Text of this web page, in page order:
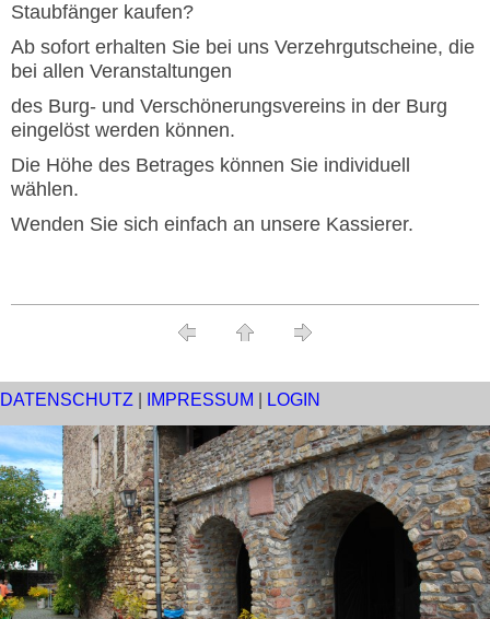
Staubfänger kaufen?
Ab sofort erhalten Sie bei uns Verzehrgutscheine, die
bei allen Veranstaltungen
des Burg- und Verschönerungsvereins in der Burg
eingelöst werden können.
Die Höhe des Betrages können Sie individuell
wählen.
Wenden Sie sich einfach an unsere Kassierer.
DATENSCHUTZ IMPRESSUM LOGIN